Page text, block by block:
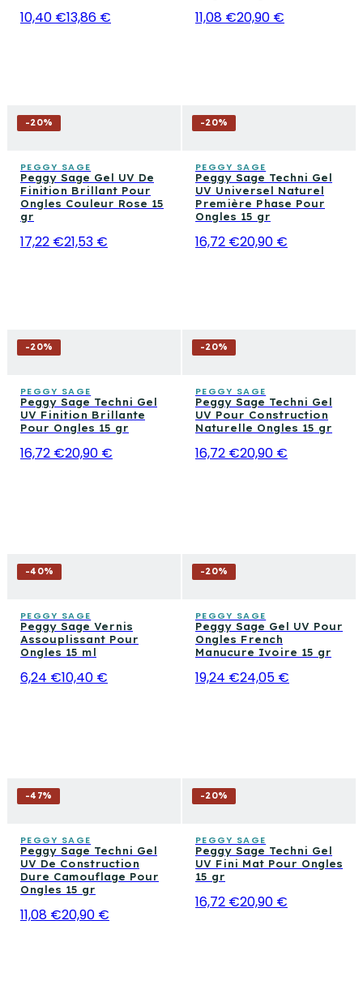
10,40 €13,86 € 11,08 €20,90 €
-20%
PEGGY SAGE
Peggy Sage Gel UV De
Finition Brillant Pour
Ongles Couleur Rose 15
gr
17,22 €21,53 €
-20%
PEGGY SAGE
Peggy Sage Techni Gel
UV Universel Naturel
Première Phase Pour
Ongles 15 gr
16,72 €20,90 €
-20%
PEGGY SAGE
Peggy Sage Techni Gel
UV Finition Brillante
Pour Ongles 15 gr
16,72 €20,90 €
-20%
PEGGY SAGE
Peggy Sage Techni Gel
UV Pour Construction
Naturelle Ongles 15 gr
16,72 €20,90 €
-40%
PEGGY SAGE
Peggy Sage Vernis
Assouplissant Pour
Ongles 15 ml
6,24 €10,40 €
-20%
PEGGY SAGE
Peggy Sage Gel UV Pour
Ongles French
Manucure Ivoire 15 gr
19,24 €24,05 €
-47%
PEGGY SAGE
Peggy Sage Techni Gel
UV De Construction
Dure Camouflage Pour
Ongles 15 gr
11,08 €20,90 €
-20%
PEGGY SAGE
Peggy Sage Techni Gel
UV Fini Mat Pour Ongles
15 gr
16,72 €20,90 €